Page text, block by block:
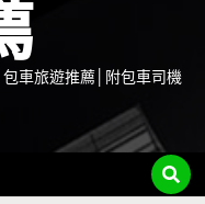
車旅遊推薦│附包車司機